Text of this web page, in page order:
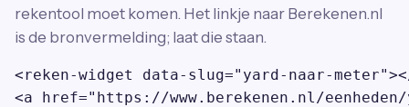
rekentool moet komen. Het linkje naar Berekenen.nl
is de bronvermelding; laat die staan.
<reken-widget data-slug="yard-naar-
<a href="https://www.berekenen.nl/